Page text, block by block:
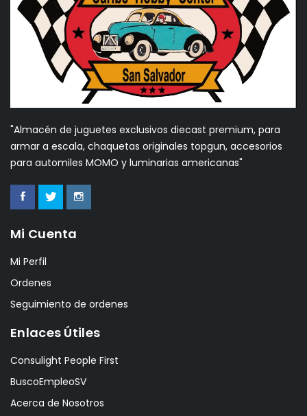
"Almacén de juguetes exclusivos diecast premium, para
armar a escala, chaquetas originales topgun, accesorios
para automiles MOMO y luminarias americanas"
Mi Cuenta
Mi Perfil
Ordenes
Seguimiento de ordenes
Enlaces Útiles
Consulight People First
BuscoEmpleoSV
Acerca de Nosotros